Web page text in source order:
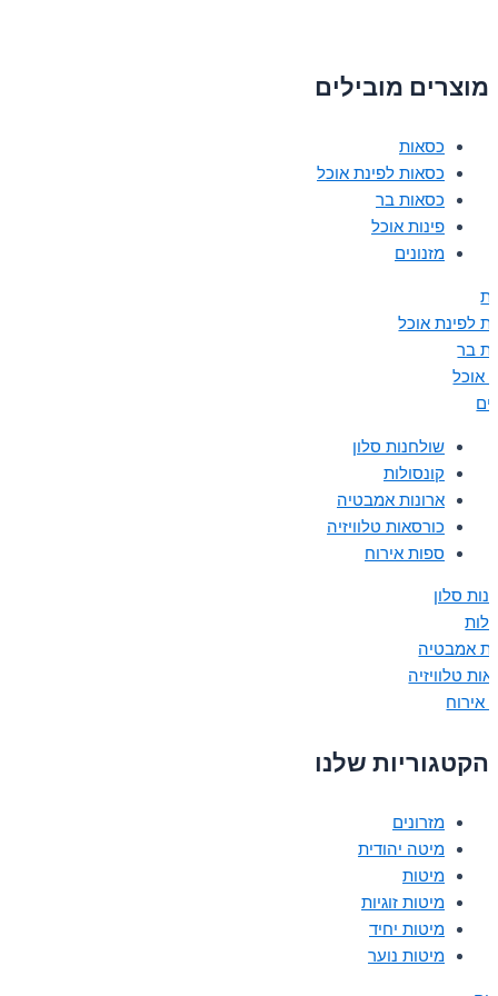
מוצרים מובילים
כסאות
כסאות לפינת אוכל
כסאות בר
פינות אוכל
מזנונים
לפינת אוכל
בר
אוכל
שולחנות סלון
קונסולות
ארונות אמבטיה
כורסאות טלוויזיה
ספות אירוח
סלון
אמבטיה
טלוויזיה
אירוח
הקטגוריות שלנו
מזרונים
מיטה יהודית
מיטות
מיטות זוגיות
מיטות יחיד
מיטות נוער